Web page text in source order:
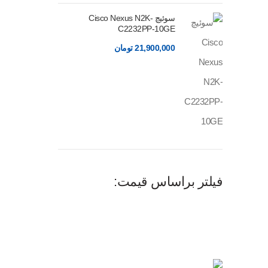
سوئیچ Cisco Nexus N2K-
C2232PP-10GE
21,900,000 تومان
فیلتر براساس قیمت: